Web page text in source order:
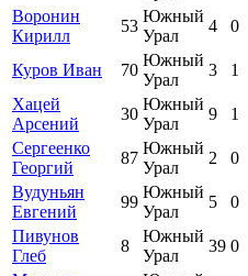
Воронин
Кирилл
53
Южный
Урал
4 0
Куров Иван 70
Южный
Урал
3 1
Хацей
Арсений
30
Южный
Урал
9 1
Сергеенко
Георгий
87
Южный
Урал
2 0
Вудуньян
Евгений
99
Южный
Урал
5 0
Пивунов
Глеб
8
Южный
Урал
39 0